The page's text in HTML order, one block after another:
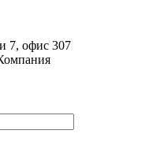
7, офис 307